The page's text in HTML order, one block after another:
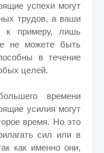
успехи могут
трудов, а ваши
к примеру, лишь
не можете быть
в течение
целей.
времени
усилия могут
время. Но это
сил или в
как именно они,